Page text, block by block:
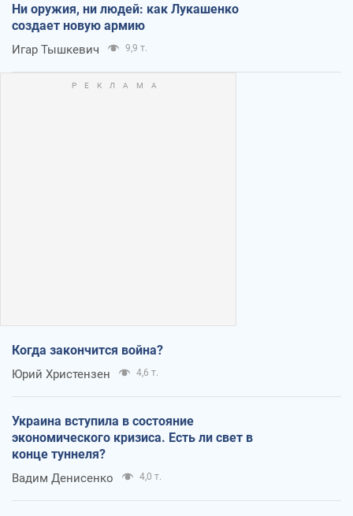
Ни оружия, ни людей: как Лукашенко
создает новую армию
Игар Тышкевич 9,9 т.
Когда закончится война?
Юрий Христензен 4,6 т.
Украина вступила в состояние
экономического кризиса. Есть ли свет в
конце туннеля?
Вадим Денисенко 4,0 т.